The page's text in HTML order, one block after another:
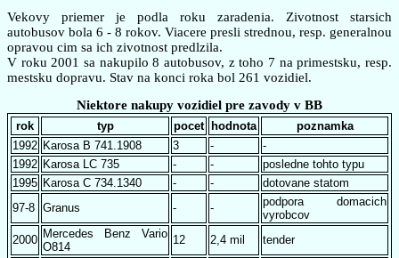
Vekovy priemer je podla roku zaradenia. Zivotnost starsich
autobusov bola 6 - 8 rokov. Viacere presli strednou, resp. generalnou
opravou cim sa ich zivotnost predlzila.
V roku 2001 sa nakupilo 8 autobusov, z toho 7 na primestsku, resp.
mestsku dopravu. Stav na konci roka bol 261 vozidiel.
Niektore nakupy vozidiel pre zavody v BB
rok typ pocet hodnota
poznamka
1992 Karosa B 741.1908 3 -
-
1992 Karosa LC 735 - -
posledne tohto typu
1995 Karosa C 734.1340 - -
dotovane statom
97-8 Granus - -
podpora domacich
vyrobcov
2000 Mercedes Benz Vario
O814
12 2,4 mil tender